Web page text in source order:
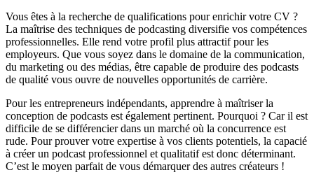
Vous êtes à la recherche de qualifications pour enrichir votre CV ?
La maîtrise des techniques de podcasting diversifie vos compétences
professionnelles. Elle rend votre profil plus attractif pour les
employeurs. Que vous soyez dans le domaine de la communication,
du marketing ou des médias, être capable de produire des podcasts
de qualité vous ouvre de nouvelles opportunités de carrière.
Pour les entrepreneurs indépendants, apprendre à maîtriser la
conception de podcasts est également pertinent. Pourquoi ? Car il est
difficile de se différencier dans un marché où la concurrence est
rude. Pour prouver votre expertise à vos clients potentiels, la capacié
à créer un podcast professionnel et qualitatif est donc déterminant.
C’est le moyen parfait de vous démarquer des autres créateurs !